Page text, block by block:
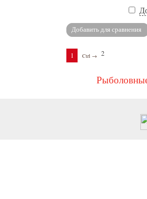
1 2
Ctrl →